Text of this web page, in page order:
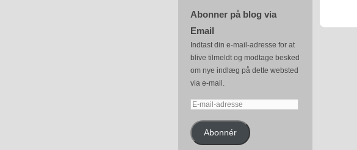
Abonner på blog via
Email
Indtast din e-mail-adresse for at
blive tilmeldt og modtage besked
om nye indlæg på dette websted
via e-mail.
E-
adresseAbonnér